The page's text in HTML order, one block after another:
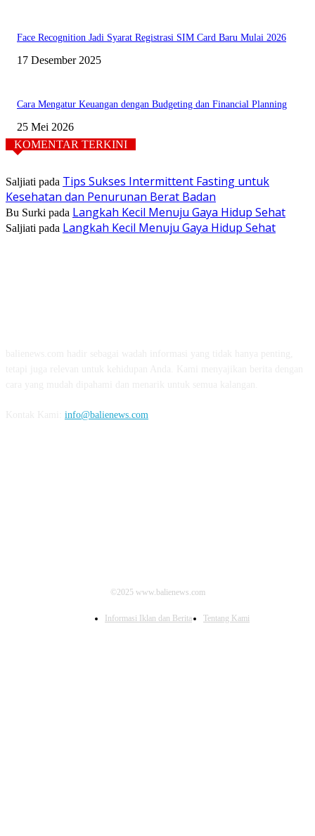
Face Recognition Jadi Syarat Registrasi SIM Card Baru Mulai 2026
17 Desember 2025
Cara Mengatur Keuangan dengan Budgeting dan Financial Planning
25 Mei 2026
KOMENTAR TERKINI
Saljiati pada Tips Sukses Intermittent Fasting untuk
Kesehatan dan Penurunan Berat Badan
Bu Surki pada Langkah Kecil Menuju Gaya Hidup Sehat
Saljiati pada Langkah Kecil Menuju Gaya Hidup Sehat
info@balienews.com
©2025 www.balienews.com
Informasi Iklan dan Berita Tentang Kami